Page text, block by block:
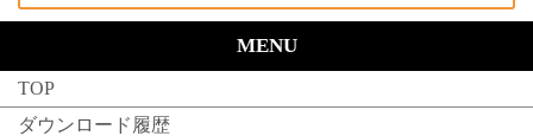
MENU
TOP
ダウンロード履歴